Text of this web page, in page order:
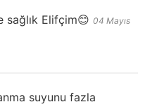
sağlık Elifçim😊 04 Mayıs
suyunu fazla